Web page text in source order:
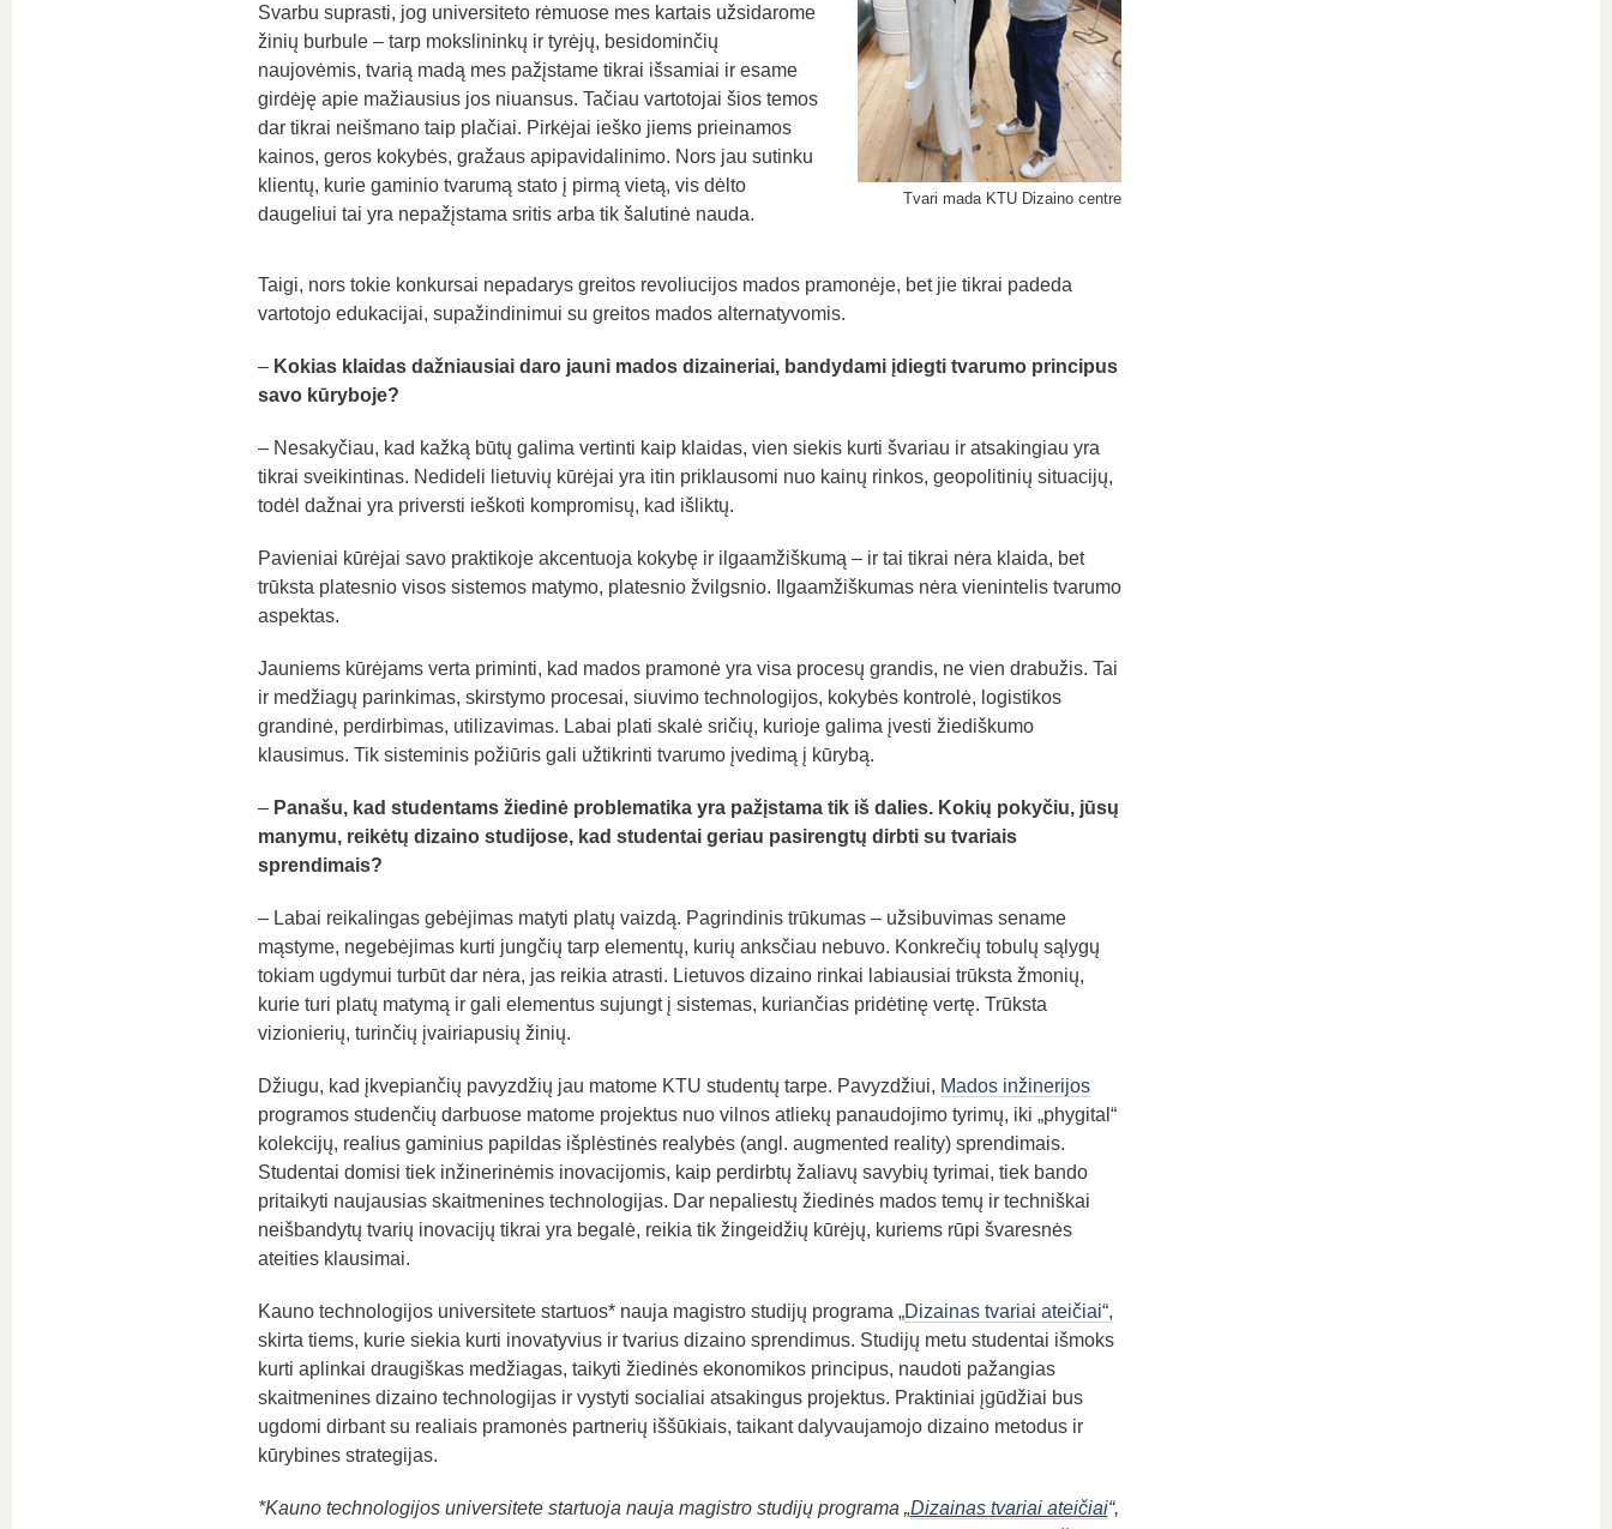
Svarbu suprasti, jog universiteto rėmuose mes kartais užsidarome
žinių burbule – tarp mokslininkų ir tyrėjų, besidominčių
naujovėmis, tvarią madą mes pažįstame tikrai išsamiai ir esame
girdėję apie mažiausius jos niuansus. Tačiau vartotojai šios temos
dar tikrai neišmano taip plačiai. Pirkėjai ieško jiems prieinamos
kainos, geros kokybės, gražaus apipavidalinimo. Nors jau sutinku
klientų, kurie gaminio tvarumą stato į pirmą vietą, vis dėlto
daugeliui tai yra nepažįstama sritis arba tik šalutinė nauda.
Tvari mada KTU Dizaino centre
Taigi, nors tokie konkursai nepadarys greitos revoliucijos mados pramonėje, bet jie tikrai padeda
vartotojo edukacijai, supažindinimui su greitos mados alternatyvomis.
–Kokias klaidas dažniausiai daro jauni mados dizaineriai, bandydami įdiegti tvarumo principus
savo kūryboje?
– Nesakyčiau, kad kažką būtų galima vertinti kaip klaidas, vien siekis kurti švariau ir atsakingiau yra
tikrai sveikintinas. Nedideli lietuvių kūrėjai yra itin priklausomi nuo kainų rinkos, geopolitinių situacijų,
todėl dažnai yra priversti ieškoti kompromisų, kad išliktų.
Pavieniai kūrėjai savo praktikoje akcentuoja kokybę ir ilgaamžiškumą – ir tai tikrai nėra klaida, bet
trūksta platesnio visos sistemos matymo, platesnio žvilgsnio. Ilgaamžiškumas nėra vienintelis tvarumo
aspektas.
Jauniems kūrėjams verta priminti, kad mados pramonė yra visa procesų grandis, ne vien drabužis. Tai
ir medžiagų parinkimas, skirstymo procesai, siuvimo technologijos, kokybės kontrolė, logistikos
grandinė, perdirbimas, utilizavimas. Labai plati skalė sričių, kurioje galima įvesti žiediškumo
klausimus. Tik sisteminis požiūris gali užtikrinti tvarumo įvedimą į kūrybą.
–Panašu, kad studentams žiedinė problematika yra pažįstama tik iš dalies. Kokių pokyčiu, jūsų
manymu, reikėtų dizaino studijose, kad studentai geriau pasirengtų dirbti su tvariais
sprendimais?
– Labai reikalingas gebėjimas matyti platų vaizdą. Pagrindinis trūkumas – užsibuvimas sename
mąstyme, negebėjimas kurti jungčių tarp elementų, kurių anksčiau nebuvo. Konkrečių tobulų sąlygų
tokiam ugdymui turbūt dar nėra, jas reikia atrasti. Lietuvos dizaino rinkai labiausiai trūksta žmonių,
kurie turi platų matymą ir gali elementus sujungt į sistemas, kuriančias pridėtinę vertę. Trūksta
vizionierių, turinčių įvairiapusių žinių.
Džiugu, kad įkvepiančių pavyzdžių jau matome KTU studentų tarpe. Pavyzdžiui, Mados inžinerijos
programos studenčių darbuose matome projektus nuo vilnos atliekų panaudojimo tyrimų, iki „phygital“
kolekcijų, realius gaminius papildas išplėstinės realybės (angl. augmented reality) sprendimais.
Studentai domisi tiek inžinerinėmis inovacijomis, kaip perdirbtų žaliavų savybių tyrimai, tiek bando
pritaikyti naujausias skaitmenines technologijas. Dar nepaliestų žiedinės mados temų ir techniškai
neišbandytų tvarių inovacijų tikrai yra begalė, reikia tik žingeidžių kūrėjų, kuriems rūpi švaresnės
ateities klausimai.
Kauno technologijos universitete startuos* nauja magistro studijų programa „Dizainas tvariai ateičiai“,
skirta tiems, kurie siekia kurti inovatyvius ir tvarius dizaino sprendimus. Studijų metu studentai išmoks
kurti aplinkai draugiškas medžiagas, taikyti žiedinės ekonomikos principus, naudoti pažangias
skaitmenines dizaino technologijas ir vystyti socialiai atsakingus projektus. Praktiniai įgūdžiai bus
ugdomi dirbant su realiais pramonės partnerių iššūkiais, taikant dalyvaujamojo dizaino metodus ir
kūrybines strategijas.
*Kauno technologijos universitete startuoja nauja magistro studijų programa „Dizainas tvariai ateičiai“,